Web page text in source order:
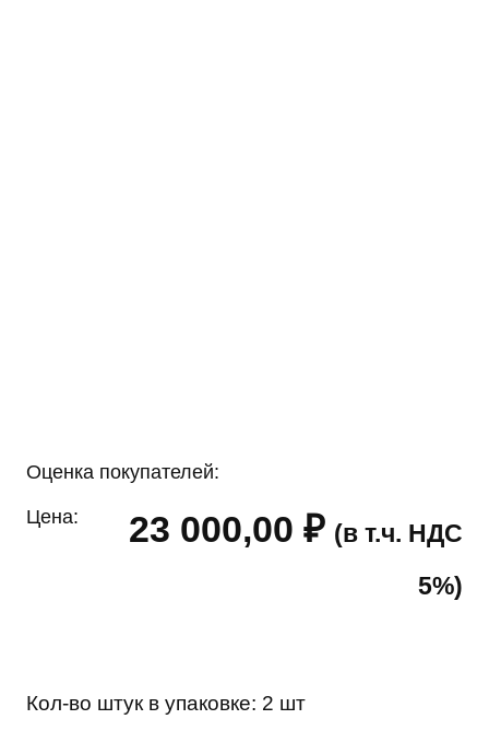
Оценка покупателей:
Цена: 23 000,00 ₽ (в т.ч. НДС
5%)
Кол-во штук в упаковке: 2 шт